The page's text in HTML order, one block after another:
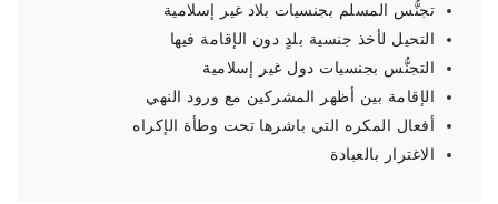
تجنُّس المسلم بجنسيات بلاد غير إسلامية
التحيل لأخذ جنسية بلدٍ دون الإقامة فيها
التجنُّس بجنسيات دول غير إسلامية
الإقامة بين أظهر المشركين مع ورود النهي
أفعال المكره التي باشرها تحت وطأة الإكراه
الاغترار بالعبادة